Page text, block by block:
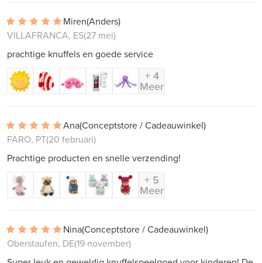
Miren(Anders)
VILLAFRANCA, ES(27 mei)
prachtige knuffels en goede service
+ 4
Meer
Ana(Conceptstore / Cadeauwinkel)
FARO, PT(20 februari)
Prachtige producten en snelle verzending!
+ 5
Meer
Nina(Conceptstore / Cadeauwinkel)
Oberstaufen, DE(19 november)